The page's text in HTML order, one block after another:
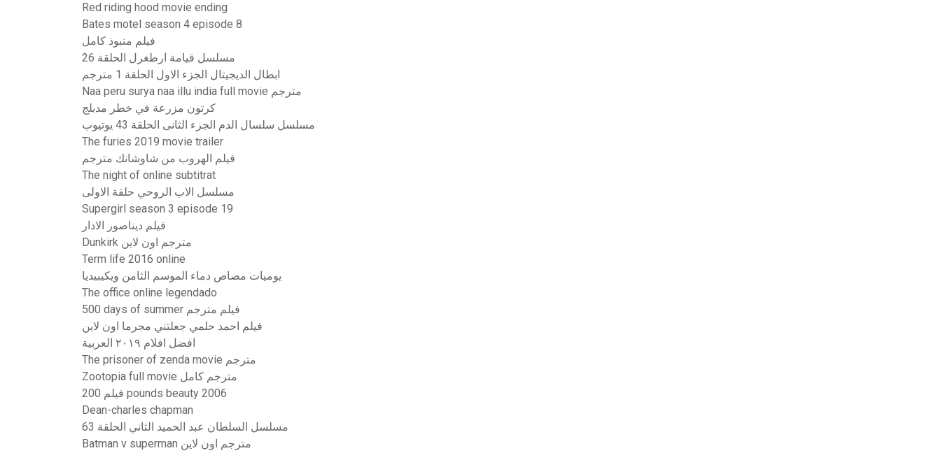
Red riding hood movie ending
Bates motel season 4 episode 8
فيلم منبوذ كامل
مسلسل قيامة ارطغرل الحلقة 26
ابطال الديجيتال الجزء الاول الحلقة 1 مترجم
Naa peru surya naa illu india full movie مترجم
كرتون مزرعة في خطر مدبلج
مسلسل سلسال الدم الجزء الثانى الحلقة 43 يوتيوب
The furies 2019 movie trailer
فيلم الهروب من شاوشانك مترجم
The night of online subtitrat
مسلسل الاب الروحي حلقة الاولى
Supergirl season 3 episode 19
فيلم ديناصور الادار
Dunkirk مترجم اون لاين
Term life 2016 online
يوميات مصاص دماء الموسم الثامن ويكيبيديا
The office online legendado
500 days of summer فيلم مترجم
فيلم احمد حلمي جعلتني مجرما اون لاين
افضل افلام ٢٠١٩ العربية
The prisoner of zenda movie مترجم
Zootopia full movie مترجم كامل
فيلم 200 pounds beauty 2006
Dean-charles chapman
مسلسل السلطان عبد الحميد الثاني الحلقة 63
Batman v superman مترجم اون لاين